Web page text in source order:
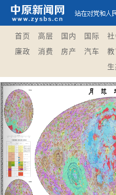
首页 高层 国内 国际
廉政
消费 房产 汽车 教
Previous